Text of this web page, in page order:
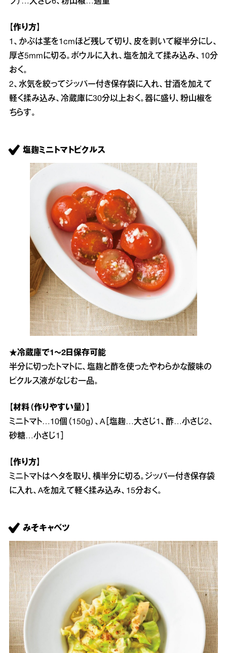
プ）…大さじ6、粉山椒…適量
【作り方】
1、かぶは茎を1cmほど残して切り、皮を剥いて縦半分にし、
厚さ5mmに切る。ボウルに入れ、塩を加えて揉み込み、10分
おく。
2、水気を絞ってジッパー付き保存袋に入れ、甘酒を加えて
軽く揉み込み、冷蔵庫に30分以上おく。器に盛り、粉山椒を
ちらす。
塩麹ミニトマトピクルス
★冷蔵庫で1～2日保存可能
半分に切ったトマトに、塩麹と酢を使ったやわらかな酸味の
ピクルス液がなじむ一品。
【材料（作りやすい量）】
ミニトマト…10個（150g）、A［塩麹…大さじ1、酢…小さじ2、
砂糖…小さじ1］
【作り方】
ミニトマトはヘタを取り、横半分に切る。ジッパー付き保存袋
に入れ、Aを加えて軽く揉み込み、15分おく。
みそキャベツ